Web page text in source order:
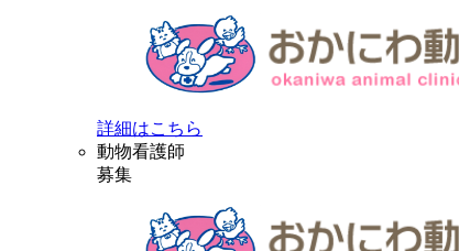
詳細はこちら
動物看護師
募集